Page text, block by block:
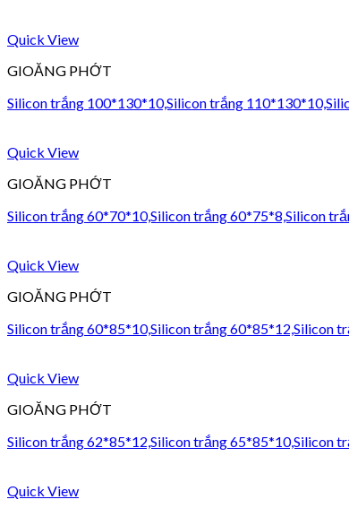
Quick View
GIOĂNG PHỚT
Silicon trắng 100*130*10,Silicon trắng
Quick View
GIOĂNG PHỚT
Silicon trắng 60*70*10,Silicon trắng 60*75*8,Silicon
Quick View
GIOĂNG PHỚT
Silicon trắng 60*85*10,Silicon trắng 60*85*12,Silicon
Quick View
GIOĂNG PHỚT
Silicon trắng 62*85*12,Silicon trắng 65*85*10,Silicon
Quick View